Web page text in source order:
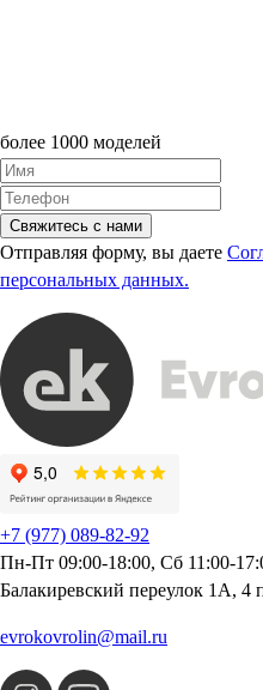
более 1000 моделей
Свяжитесь с нами
Отправляя форму, вы даете
персональных данных.
+7 (977) 089-82-92
Пн-Пт 09:00-18:00, Сб 11:00-
Балакиревский переулок 1А, 4
evrokovrolin@mail.ru